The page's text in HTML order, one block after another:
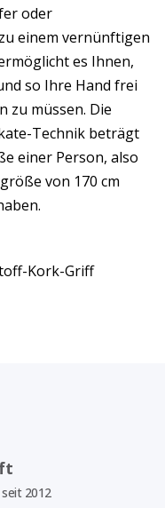
oder
einem vernünftigen
es Ihnen,
so Ihre Hand frei
zu müssen. Die
Technik beträgt
einer Person, also
von 170 cm
Kork-Griff
2012